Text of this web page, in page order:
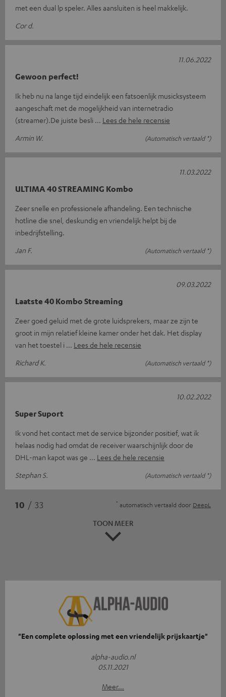
met een dual lp speler. Alles aansluiten is heel makkelijk.
Cor d.
Gewoon perfect!
Ik heb nu na lange tijd eindelijk een fatsoenlijk musicksysteem
aangeschaft met de mogelijkheid van internetradio
(streamer).De juiste besli
Lees de hele recensie
Armin W.
(Automatisch vertaald *)
11.06.2022
ULTIMA 40 STREAMING Kombo
Zeer snelle en professionele afhandeling. Een technische
hotline die snel, deskundig en vriendelijk helpt bij de
inbedrijfstelling.
Jan F.
(Automatisch vertaald *)
11.03.2022
Laatste 40 Kombo Streaming
Zeer goed geluid met de grote luidsprekers, maar ze zijn te
groot in mijn relatief kleine kamer onder het dak. Het display
van het toestel i
Lees de hele recensie
Richard K.
(Automatisch vertaald *)
09.03.2022
Super Suport
Ik vond het contact met de service bijzonder positief, wat ik
helaas nodig had omdat de receiver waarschijnlijk door de
DHL-man kapot was ge
Lees de hele recensie
Stephan S.
(Automatisch vertaald *)
10.02.2022
10 / 33 * automatisch vertaald door DeepL
TOON MEER
"Een complete oplossing met een vriendelijk prijskaartje"
alpha-audio.nl
05.11.2021
Meer...